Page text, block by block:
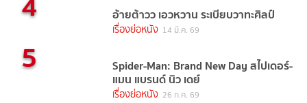
อ้ายต้าวว เอวหวาน ระเบียบวาทะศิลป์
เรื่องย่อหนัง 14 มี.ค. 69
5 Spider-Man: Brand New Day สไปเดอร์-
แมน แบรนด์ นิว เดย์
เรื่องย่อหนัง 26 ก.ค. 69